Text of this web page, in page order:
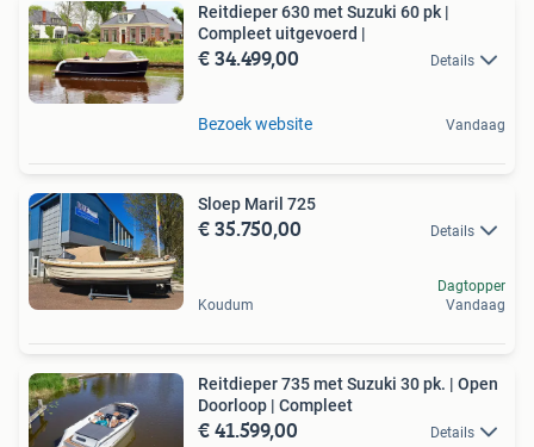
Reitdieper 630 met Suzuki 60 pk |
Compleet uitgevoerd |
€ 34.499,00 Details
Bezoek website Vandaag
Sloep Maril 725
€ 35.750,00 Details
Koudum
Dagtopper
Vandaag
Reitdieper 735 met Suzuki 30 pk. | Open
Doorloop | Compleet
€ 41.599,00 Details